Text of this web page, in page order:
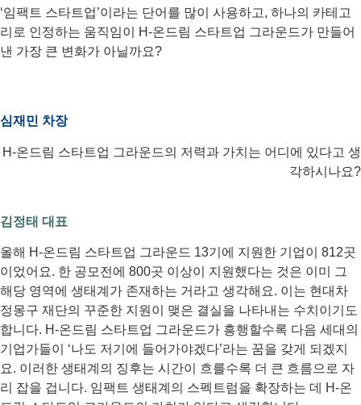
‘임팩트 스타트업’이라는 단어를 많이 사용하고, 하나의 카테고
리로 인정하는 움직임이 H-온드림 스타트업 그라운드가 만들어
낸 가장 큰 변화가 아닐까요?
심재민 차장
H-온드림 스타트업 그라운드의 저력과 가치는 어디에 있다고 생
각하시나요?
김정태 대표
올해 H-온드림 스타트업 그라운드 13기에 지원한 기업이 812곳
이었어요. 한 공모전에 800곳 이상이 지원했다는 것은 이미 그
해당 영역에 생태계가 존재하는 거라고 생각해요. 이는 현대차
정몽구 재단의 꾸준한 지원이 맺은 결실을 나타내는 수치이기도
합니다. H-온드림 스타트업 그라운드가 흥행할수록 다음 세대의
기업가들이 ‘나도 저기에 들어가야겠다’라는 꿈을 갖게 되겠지
요. 이러한 생태계의 징후는 시간이 흐를수록 더 큰 흐름으로 자
리 잡을 겁니다. 임팩트 생태계의 스펙트럼을 확장하는 데 H-온